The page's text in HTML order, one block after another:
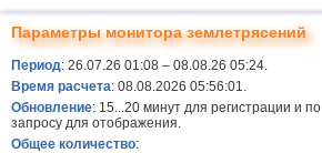
Параметры монитора землетрясений
Период: 26.07.26 01:08 – 08.08.26 05:24.
Время расчета: 08.08.2026 05:56:01.
Обновление: 15...20 минут для регистрации и по
запросу для отображения.
Общее количество: